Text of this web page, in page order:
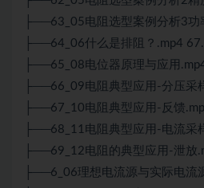
├──63_05电阻选型案例分析3功
├──64_06什么是排阻？.mp4
├──65_08电位器原理与应用
├──66_09电阻典型应用-分压采
├──67_10电阻典型应用-反馈
├──68_11电阻典型应用-电流采
├──69_12电阻的典型应用-泄放
├──6_06理想电流源与实际电流